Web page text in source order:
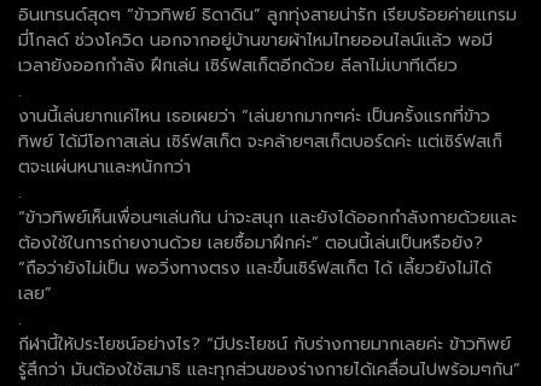
อินเทรนด์สุดๆ “ข้าวทิพย์ ธิดาดิน” ลูกทุ่งสายน่ารัก เรียบร้อยค่ายแกรม
มี่โกลด์ ช่วงโควิด นอกจากอยู่บ้านขายผ้าไหมไทยออนไลน์แล้ว พอมี
เวลายังออกกำลัง ฝึกเล่น เซิร์ฟสเก็ตอีกด้วย ลีลาไม่เบาทีเดียว
.
งานนี้เล่นยากแค่ไหน เธอเผยว่า “เล่นยากมากๆค่ะ เป็นครั้งแรกที่ข้าว
ทิพย์ ได้มีโอกาสเล่น เซิร์ฟสเก็ต จะคล้ายๆสเก็ตบอร์ดค่ะ แต่เซิร์ฟสเก็
ตจะแผ่นหนาและหนักกว่า
.
“ข้าวทิพย์เห็นเพื่อนๆเล่นกัน น่าจะสนุก และยังได้ออกกำลังกายด้วยและ
ต้องใช้ในการถ่ายงานด้วย เลยซื้อมาฝึกค่ะ” ตอนนี้เล่นเป็นหรือยัง?
“ถือว่ายังไม่เป็น พอวิ่งทางตรง และขึ้นเซิร์ฟสเก็ต ได้ เลี้ยวยังไม่ได้
เลย”
.
กีฬานี้ให้ประโยชน์อย่างไร? “มีประโยชน์ กับร่างกายมากเลยค่ะ ข้าวทิพย์
รู้สึกว่า มันต้องใช้สมาธิ และทุกส่วนของร่างกายได้เคลื่อนไปพร้อมๆกัน”